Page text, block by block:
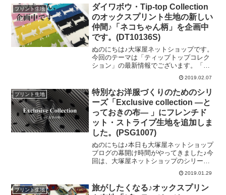
※「Exclusive collection ―とっておきの
布― 」とは･･･「Exclusive（エクスクル
ーシヴ）」には、「特別な・高級な」と
いった意味合いがありまして、日頃洋裁
をお楽しみいただいています皆様へ、ワ
ンランク上のファブリックをご提案させ
ていただくのがコンセプトです。ちなみ
に今回のタイトル、先月も一度見たよう
な・・・と思われた皆さま、おそらくそ
れは、こちらのブログです。→『特別な
プリント生地
ダイワボウ・Tip-top Collection
のオックスプリント生地の新しい
仲間♪「ネコちゃん柄」を企画中
です。(DT10136S)
ぬのにちは♪大塚屋ネットショップです。
今回のテーマは「ティップトップコレク
ション」の最新情報でございます。「テ
ィップトップコレクション」とは、以前
のブログでもご紹介歴のある「ゾウさん
柄」を代表としたオックスプリント生地
のシリーズです。そんな「ゾウさん柄」
ですが、実は10年以上も生産をされ続け
ている超ロングセラーの「愛されゾウさ
ん」なのをご存知でしょうか。メーカー
さんとお話をしているときにこの「ゾウ
さん柄」の話題になりまして、「ほかの
アニマル柄でも「ゾウさん柄」のように
末永くお客さまからご支持をいただける
柄がほしいですね！」というのが今回の
新柄企画のはじまりです。＼ 選ばれた
2019.02.07
プリント生地
特別なお洋服づくりのためのシリ
ーズ「Exclusive collection ―と
っておきの布― 」にフレンチド
ット・ストライプ生地を追加しま
した。(PSG1007)
ぬのにちは♪本日も大塚屋ネットショップ
ブログの幕開け時間がやってきました♪今
回は、大塚屋ネットショップのシリーズ
「Exclusive collection ―とっておきの布
― 」へ、新たにステキなドット＆ストラ
イプ生地を掲載いたしましたのでそのお
披露目をいたします。※「Exclusive
2019.01.29
プリント生地
旅がしたくなる♪オックスプリン